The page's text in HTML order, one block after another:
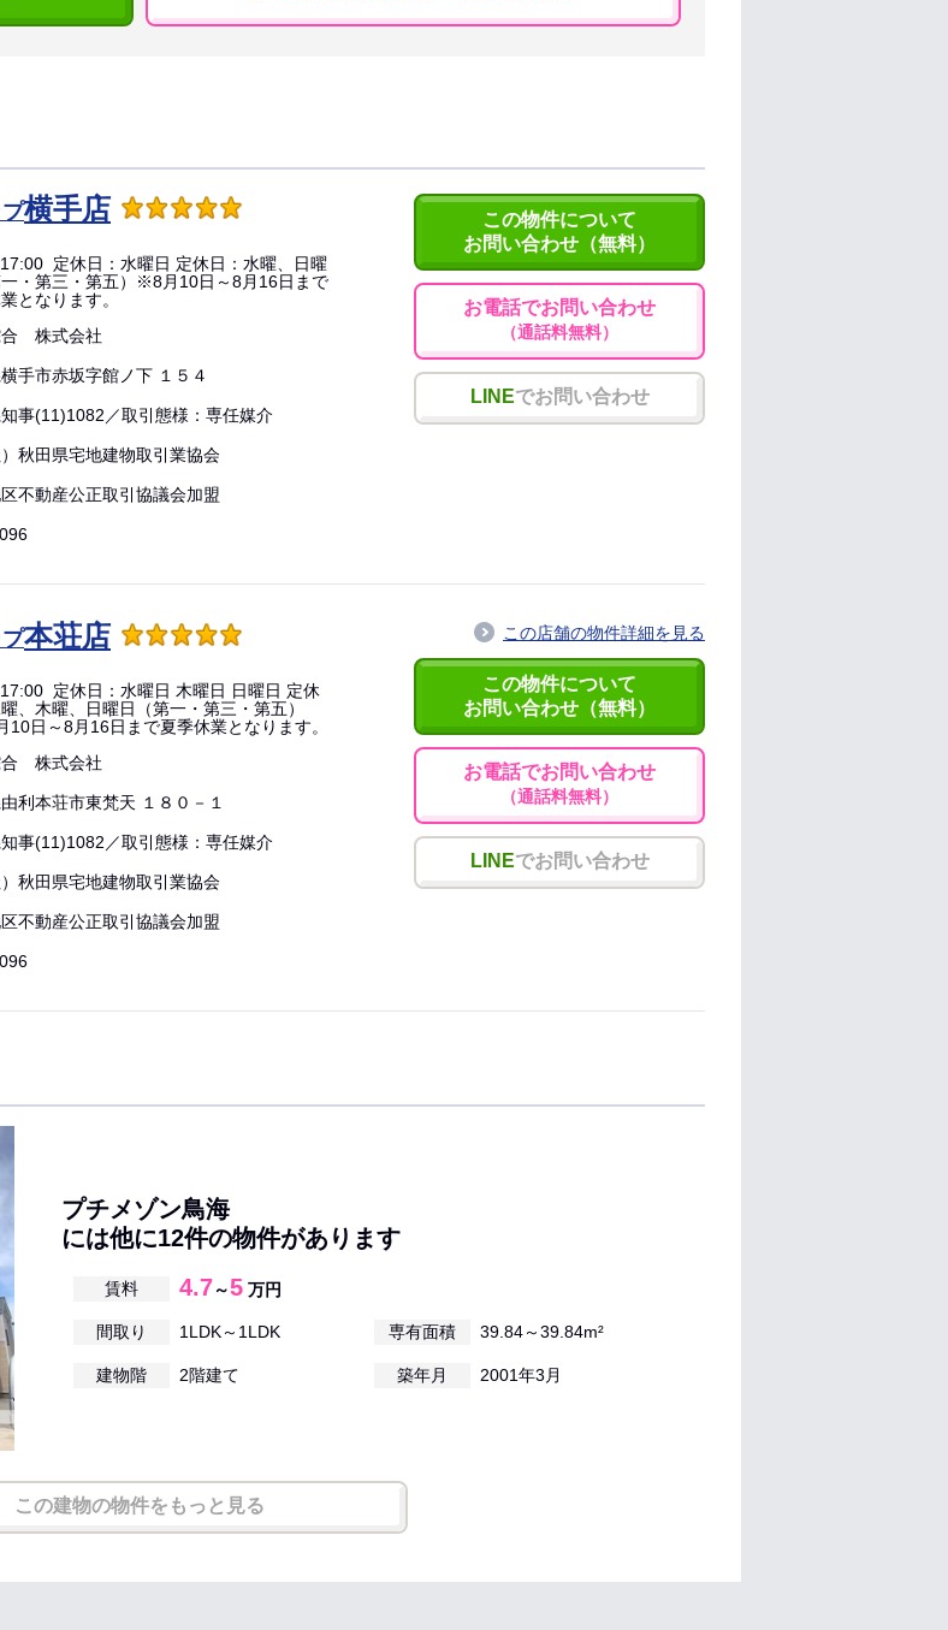
横手店
定休日：水曜日 定休日：水曜、日曜
一・第三・第五）※8月10日～8月16日まで
となります。
合 株式会社
手市赤坂字館ノ下 １５４
事(11)1082／取引態様：専任媒介
）秋田県宅地建物取引業協会
不動産公正取引協議会加盟
この物件について
お問い合わせ（無料）
お電話でお問い合わせ
（通話料無料）
LINEでお問い合わせ
本荘店
定休日：水曜日 木曜日 日曜日 定休
、木曜、日曜日（第一・第三・第五）
日～8月16日まで夏季休業となります。
合 株式会社
利本荘市東梵天 １８０－１
事(11)1082／取引態様：専任媒介
）秋田県宅地建物取引業協会
不動産公正取引協議会加盟
この店舗の物件詳細を見る
この物件について
お問い合わせ（無料）
お電話でお問い合わせ
（通話料無料）
LINEでお問い合わせ
プチメゾン鳥海
には他に12件の物件があります
賃料 4.7～5 万円
間取り 1LDK～1LDK 専有面積 39.84～39.84m²
建物階 2階建て 築年月 2001年3月
この建物の物件をもっと見る